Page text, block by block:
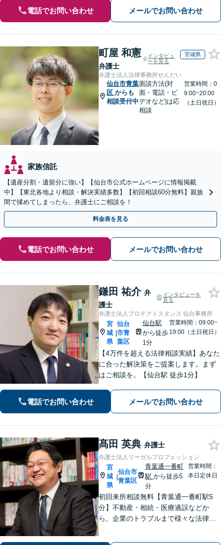
電話でお問い合わせ メールでお問い合わせ
町屋 和憲
弁護士
インタビュ
ーを見る
宮城県
弁護士法人法律事務所せんだい
仙台市青葉
区 からも
相談受付中
面談方法(対
面・電話・ビ
デオなど)は応
相談
営業時間：0
9:00~20:00
（土日祝日）
家族信託
【遺産分割・遺留分に強い】【仙台市公式ホームページに情報掲載
中】【東北各地より相談・解決実績多数】【初回相談60分無料】親族
間で揉めてしまったら、弁護士にご相談を！
料金表を見る
電話でお問い合わせ メールでお問い合わせ
鎌田 祐介 弁
護士
インタビューを
見る
弁護士法人プロテクトスタンス 仙台事務所
宮
城
県
|
仙台
市青
葉区
仙台駅
から徒歩
1分
営業時間：09:00~
19:00（土日祝日）
【4万件を超える法律相談実績】あなた
に合った解決策をご提案します。まず
はご相談を。【仙台駅 徒歩1分】
電話でお問い合わせ メールでお問い合わせ
髙田 英典 弁護士
弁護士法人リーガルプロフェッション
宮
城
県
|
仙台市
青葉区
青葉通一番町
駅 から徒歩5
分
営業時間：
本日定休日
初回来所相談無料【青葉通一番町駅5
分】不動産・相続・医療過誤などか
ら、企業のトラブルまで様々な法律問